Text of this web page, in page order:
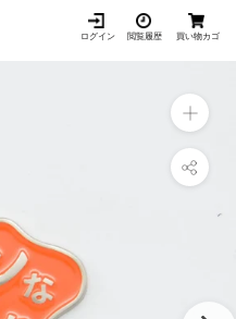
ログイン 閲覧履歴 買い物カゴ